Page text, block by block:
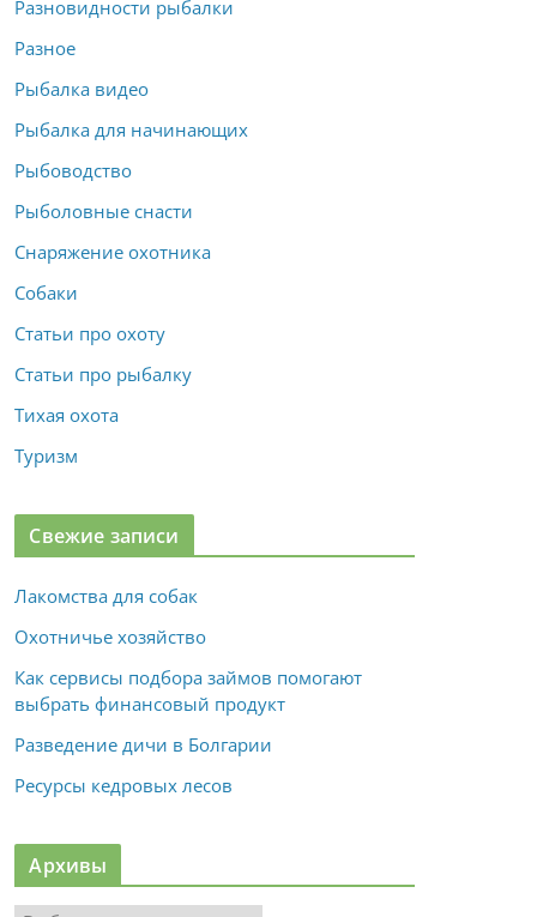
Разновидности рыбалки
Разное
Рыбалка видео
Рыбалка для начинающих
Рыбоводство
Рыболовные снасти
Снаряжение охотника
Собаки
Статьи про охоту
Статьи про рыбалку
Тихая охота
Туризм
Свежие записи
Лакомства для собак
Охотничье хозяйство
Как сервисы подбора займов помогают
выбрать финансовый продукт
Разведение дичи в Болгарии
Ресурсы кедровых лесов
Архивы